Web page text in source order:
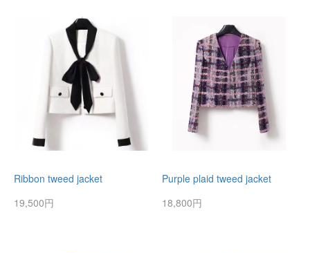
Ribbon tweed jacket
19,500円
Purple plaid tweed jacket
18,800円